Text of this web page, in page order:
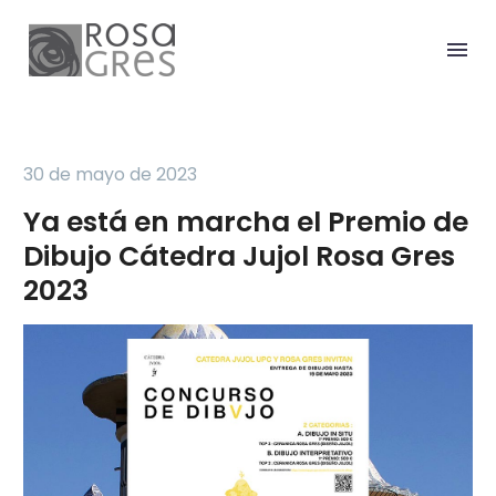
30 de mayo de 2023
Ya está en marcha el Premio de
Dibujo Cátedra Jujol Rosa Gres
2023